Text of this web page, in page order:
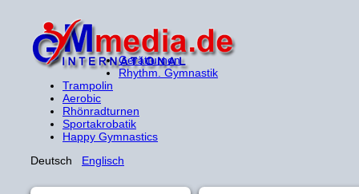
Gerätturnen
Rhythm. Gymnastik
Trampolin
Aerobic
Rhönradturnen
Sportakrobatik
Happy Gymnastics
Deutsch Englisch